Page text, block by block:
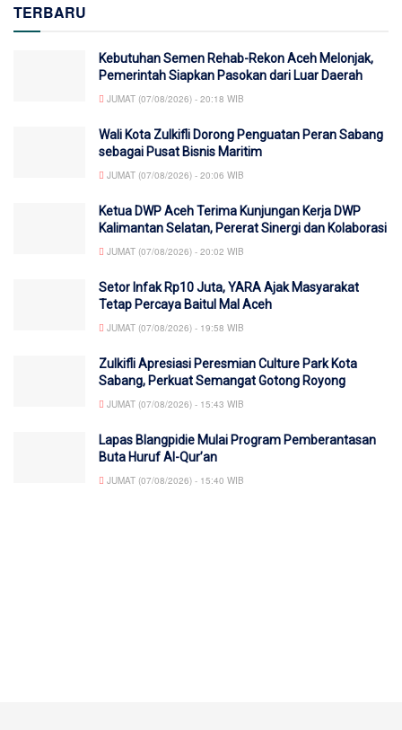
TERBARU
Kebutuhan Semen Rehab-Rekon Aceh Melonjak,
Pemerintah Siapkan Pasokan dari Luar Daerah
JUMAT (07/08/2026) - 20:18 WIB
Wali Kota Zulkifli Dorong Penguatan Peran Sabang
sebagai Pusat Bisnis Maritim
JUMAT (07/08/2026) - 20:06 WIB
Ketua DWP Aceh Terima Kunjungan Kerja DWP
Kalimantan Selatan, Pererat Sinergi dan Kolaborasi
JUMAT (07/08/2026) - 20:02 WIB
Setor Infak Rp10 Juta, YARA Ajak Masyarakat
Tetap Percaya Baitul Mal Aceh
JUMAT (07/08/2026) - 19:58 WIB
Zulkifli Apresiasi Peresmian Culture Park Kota
Sabang, Perkuat Semangat Gotong Royong
JUMAT (07/08/2026) - 15:43 WIB
Lapas Blangpidie Mulai Program Pemberantasan
Buta Huruf Al-Qur’an
JUMAT (07/08/2026) - 15:40 WIB